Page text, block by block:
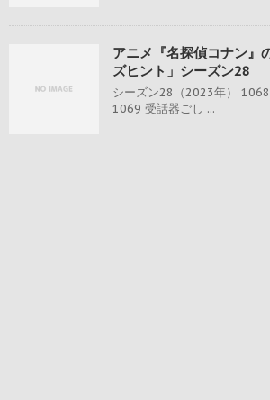
アニメ『名探偵コナン』
ズヒント」シーズン28
シーズン28（2023年）
1069 受話器ごし ...